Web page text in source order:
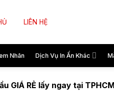
LIÊN HỆ
Nhãn Dịch Vụ In Ấn Khác
GIÁ RẺ lấy ngay tại